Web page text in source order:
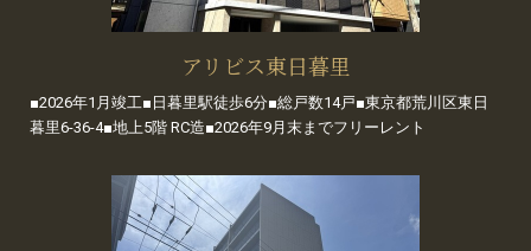
アリビス東日暮里
■2026年1月竣工■日暮里駅徒歩6分■総戸数14戸■東京都荒川区東日
暮里6-36-4■地上5階 RC造■2026年9月末までフリーレント